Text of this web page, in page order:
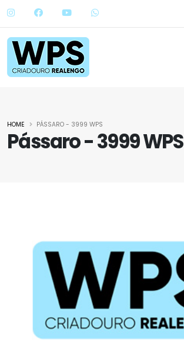
Pássaro - 3999 WPS
HOME PÁSSARO - 3999 WPS